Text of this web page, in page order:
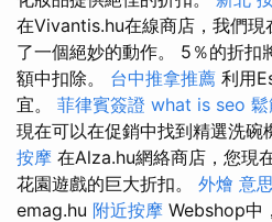
在Vivantis.hu在線商店，我們
了一個絕妙的動作。 5％的折扣
額中扣除。 台中推拿推薦 利用
宜。 菲律賓簽證 what is seo
現在可以在促銷中找到精選洗碗
按摩 在Alza.hu網絡商店，您現
花園遊戲的巨大折扣。 外燴 意思
emag.hu 附近按摩 Webshop中